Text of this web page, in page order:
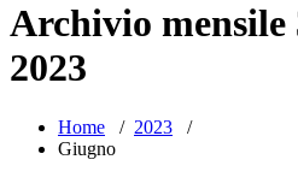
Archivio mensile
2023
Home / 2023 /
Giugno